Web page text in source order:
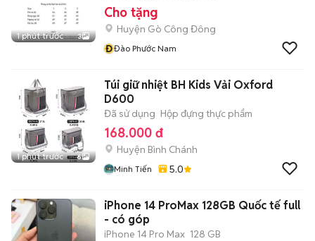
1 phút trước 3
Cho tặng
Huyện Gò Công Đông
ĐĐào Phước Nam
1 phút trước 6
Túi giữ nhiệt BH Kids Vải Oxford
D600
Đã sử dụng Hộp đựng thực phẩm
168.000 đ
Huyện Bình Chánh
Minh Tiến 5.0
iPhone 14 ProMax 128GB Quốc tế full
- có góp
iPhone 14 Pro Max 128 GB